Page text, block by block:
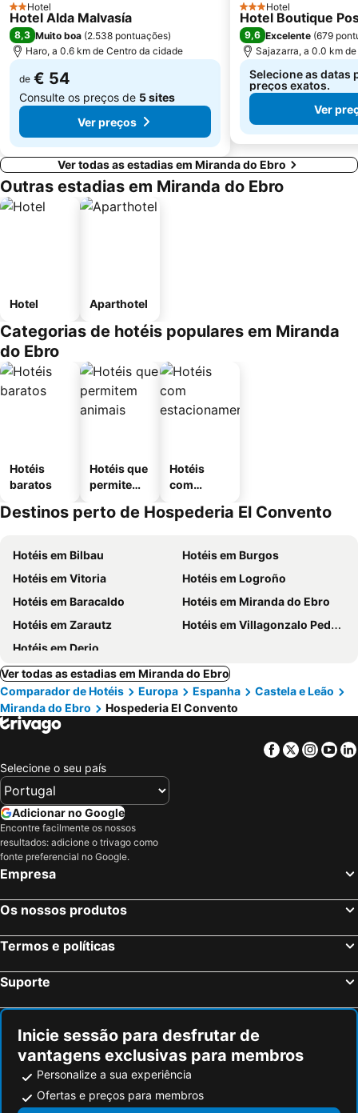
2 Estrelas
Hotel
Hotel Alda Malvasía
8,3 Muito boa (2.538 pontuações)
Haro, a 0.6 km de Centro da cidade
de € 54
Consulte os preços de 5 sites
Ver preços
3 Estrelas
Hotel
Hotel Boutique
9,6 Excelente (679
Sajazarra, a 0.0 km
Selecione as datas
preços exatos.
Ver
Ver todas as estadias em Miranda do Ebro
Outras estadias em Miranda do Ebro
Hotel Aparthotel
Categorias de hotéis populares em Miranda
do Ebro
Hotéis
baratos
Hotéis que
permitem
Hotéis
com
mento
Destinos perto de Hospederia El Convento
Hotéis em Bilbau
Hotéis em Burgos
Hotéis em Vitoria
Hotéis em Logroño
Hotéis em Baracaldo
Hotéis em Miranda do Ebro
Hotéis em Zarautz
Hotéis em Villagonzalo Pedernales
Hotéis em Derio
Ver todas as estadias em Miranda do Ebro
Comparador de Hotéis
Europa Espanha
Castela e Leão
Miranda do Ebro
Hospederia El Convento
Facebook
Twitter
Selecione o seu país
Adicionar no Google
Encontre facilmente os nossos
resultados: adicione o trivago como
fonte preferencial no Google.
Empresa
Os nossos produtos
Termos e políticas
Suporte
Inicie sessão para desfrutar de
vantagens exclusivas para membros
Personalize a sua experiência
Ofertas e preços para membros